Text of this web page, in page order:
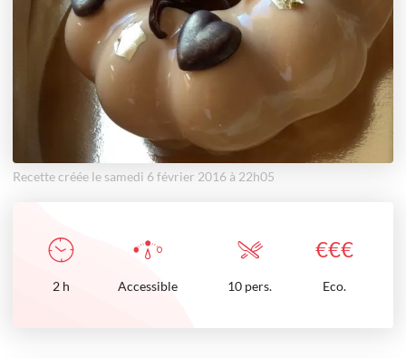
Recette créée le samedi 6 février 2016 à 22h05
€€€
2 h Accessible 10 pers. Eco.